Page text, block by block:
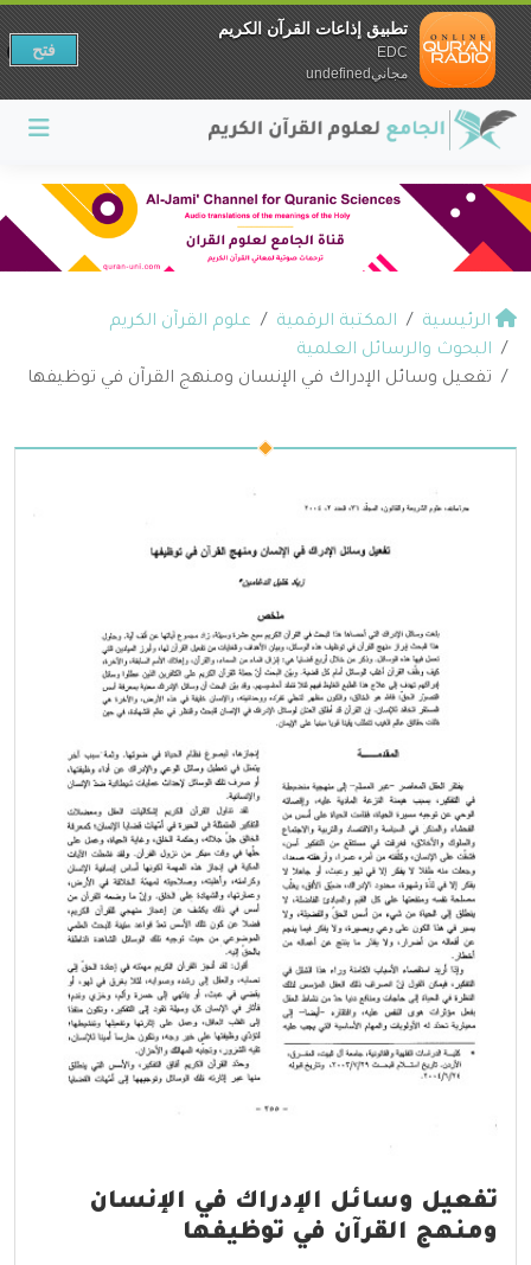
الرئيسية المكتبة الرقمية
علوم القرآن الكريم
البحوث والرسائل العلمية
تفعيل وسائل الإدراك في الإنسان ومنهج القرآن في توظيفها
تفعيل وسائل الإدراك في الإنسان
ومنهج القرآن في توظيفها
تطبيق إذاعات القرآن الكريم
EDC
مجانيundefined
فتح